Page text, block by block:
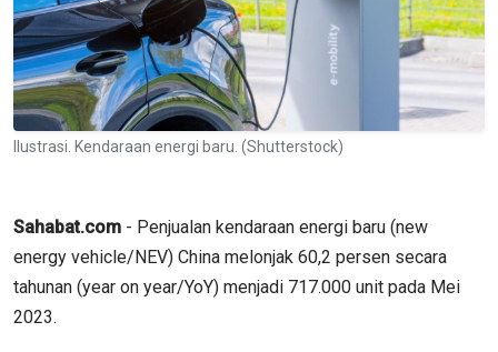
Ilustrasi. Kendaraan energi baru. (Shutterstock)
Sahabat.com - Penjualan kendaraan energi baru (new
energy vehicle/NEV) China melonjak 60,2 persen secara
tahunan (year on year/YoY) menjadi 717.000 unit pada Mei
2023.